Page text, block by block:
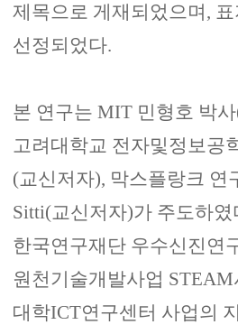
제목으로 게재되었으며 ,
선정되었다.
본 연구는 MIT 민형호 박사
고려대학교 전자및정보공
(교신저자), 막스플랑크 연
Sitti(교신저자)가 주도하였
한국연구재단 우수신진연
원천기술개발사업 STEAM
대학ICT연구센터 사업의